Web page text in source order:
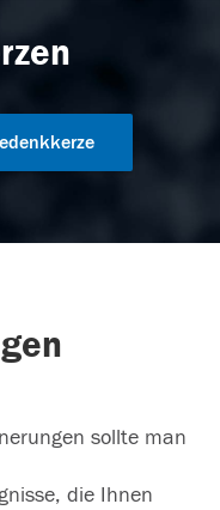
sollte man
die Ihnen